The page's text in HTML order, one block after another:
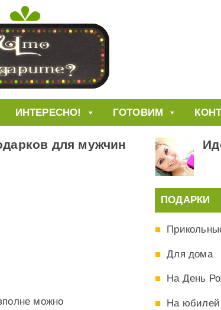
ИНТЕРЕСНО! ГОТОВИМ
для мужчин
можно
ПОДАРКИ
Для дома
На День
На юбилей